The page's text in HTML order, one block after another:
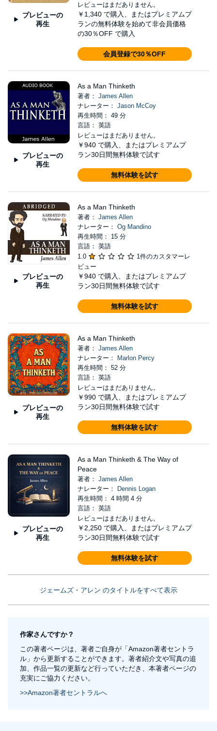
プレビューの
再生
レビューはまだありません。
￥1,340 で購入、またはプレミアムプ
ランの無料体験を始めて非会員価格
の30％OFF で購入
会員登録で30％OFF
プレビューの
再生
As a Man Thinketh
著者： James Allen
ナレーター： Jason McCoy
再生時間： 49 分
言語： 英語
レビューはまだありません。
￥940 で購入、またはプレミアムプ
ラン30日間無料体験で試す
無料体験を試す
プレビューの
再生
As a Man Thinketh
著者： James Allen
ナレーター： Og Mandino
再生時間： 15 分
言語： 英語
1.0
1件のカスタマーレ
ビュー
￥940 で購入、またはプレミアムプ
ラン30日間無料体験で試す
無料体験を試す
プレビューの
再生
As a Man Thinketh
著者： James Allen
ナレーター：
Marlon Percy
再生時間： 52 分
言語： 英語
レビューはまだありません。
￥990 で購入、またはプレミアムプ
ラン30日間無料体験で試す
無料体験を試す
プレビューの
再生
As a Man Thinketh & The Way of
Peace
著者： James Allen
ナレーター：
Dennis Logan
再生時間： 4 時間 4 分
言語： 英語
レビューはまだありません。
￥2,250 で購入、またはプレミアムプ
ラン30日間無料体験で試す
無料体験を試す
ジェームズ・アレン のタイトルをすべて表示
作家さんですか？
この著者ページは、著者ご自身が「Amazon著者セントラ
ル」から更新することができます。著者紹介文や写真の追
加、作品一覧の更新など行っていただき、本著者ページの
充実にご協力ください。
>>Amazon著者セントラルへ